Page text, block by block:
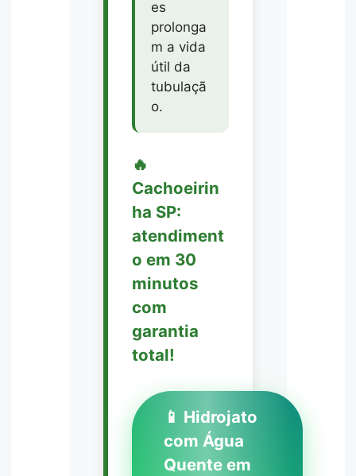
es
prolonga
m a vida
útil da
tubulaçã
o.
🔥
Cachoeirin
ha SP:
atendiment
o em 30
minutos
com
garantia
total!
📱 Hidrojato
com Água
Quente em